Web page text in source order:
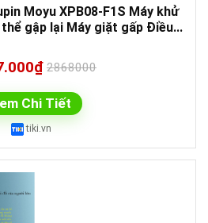
Moyu XPB08-F1S Máy khử
gập lại Máy giặt gấp Điều...
2868000
Chi Tiết
tiki.vn